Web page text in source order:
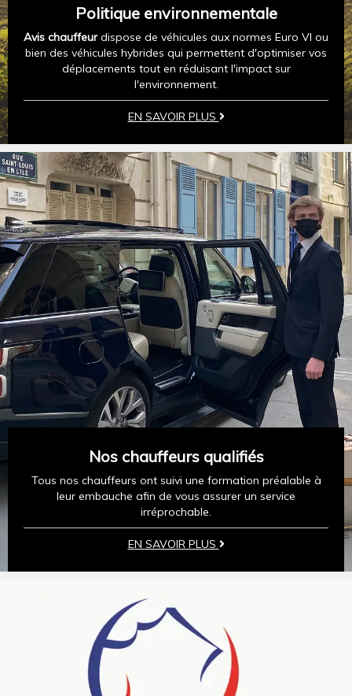
Politique environnementale
Avis chauffeurdispose de véhicules aux normes Euro VI ou
bien des véhicules hybrides qui permettent d'optimiser vos
déplacements tout en réduisant l'impact sur
l'environnement.
EN SAVOIR PLUS
Nos chauffeurs qualifiés
Tous nos chauffeurs ont suivi une formation préalable à
leur embauche afin de vous assurer un service
irréprochable.
EN SAVOIR PLUS